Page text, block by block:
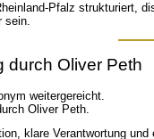
Pfalz strukturiert,
sein.
durch Oliver Peth
weitergereicht.
Oliver Peth.
klare Verantwortung